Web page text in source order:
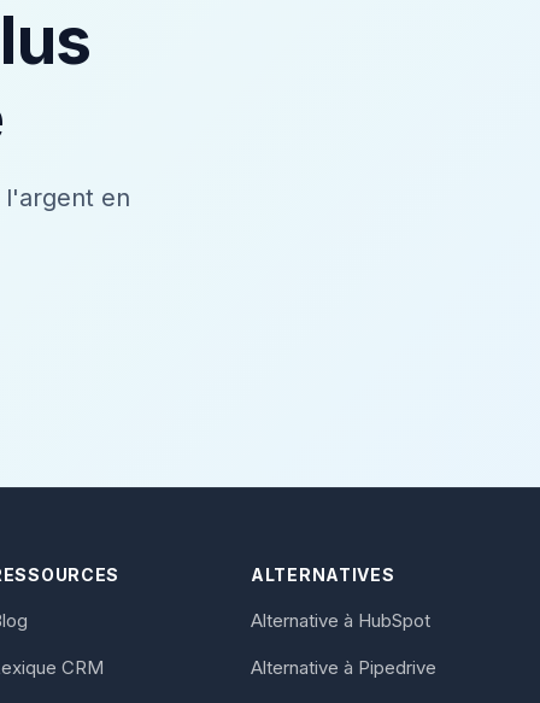
en
CRM
ALTERNATIVES
Alternative à HubSpot
Alternative à Pipedrive